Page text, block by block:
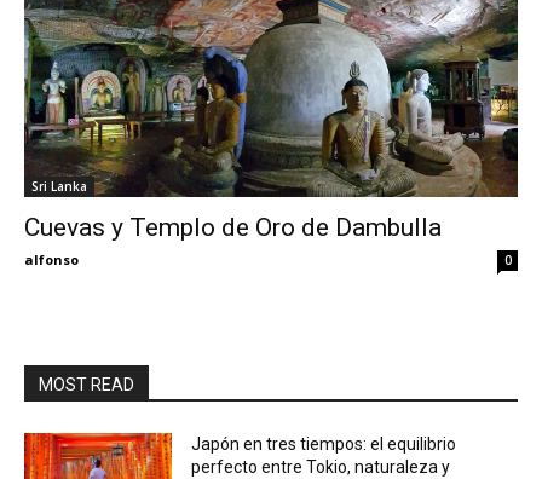
Thru
My
Sri Lanka
Cuevas y Templo de Oro de Dambulla
alfonso 0
MOST READ
Japón en tres tiempos: el equilibrio
perfecto entre Tokio, naturaleza y